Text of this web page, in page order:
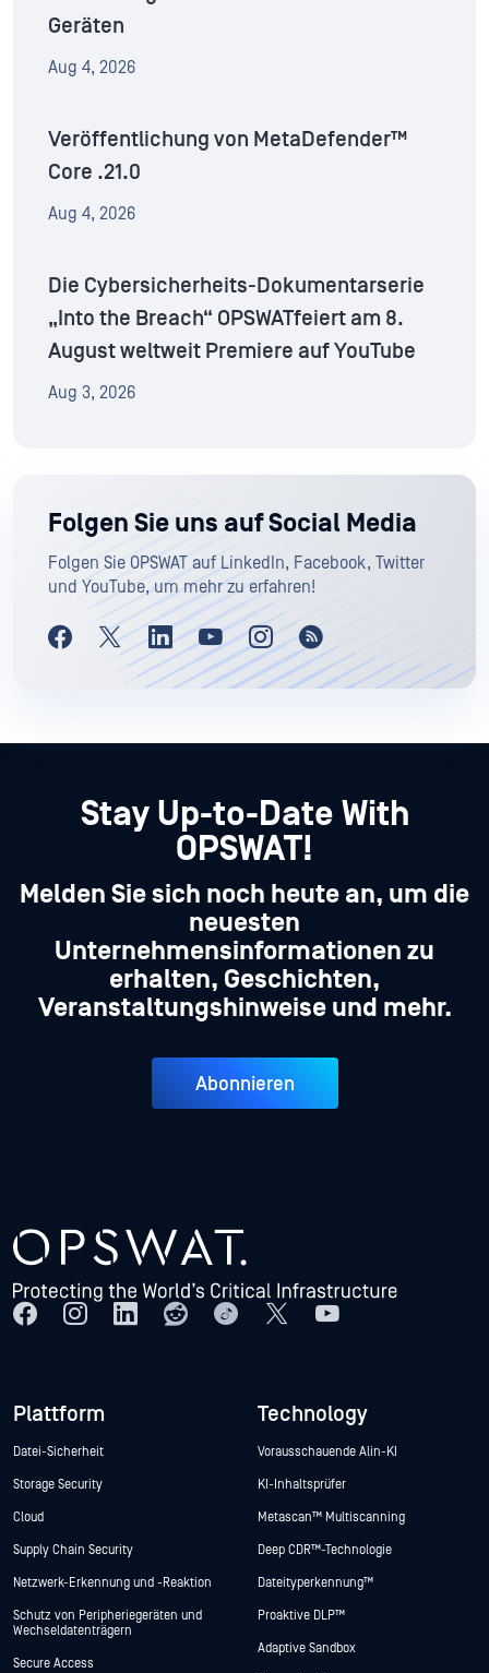
Geräten
Aug 4, 2026
Veröffentlichung von MetaDefender™
Core .21.0
Aug 4, 2026
Die Cybersicherheits-Dokumentarserie
„Into the Breach“ OPSWATfeiert am 8.
August weltweit Premiere auf YouTube
Aug 3, 2026
Folgen Sie uns auf Social Media
Folgen Sie OPSWAT auf LinkedIn, Facebook, Twitter
und YouTube, um mehr zu erfahren!
Stay Up-to-Date With
OPSWAT!
Melden Sie sich noch heute an, um die
neuesten
Unternehmensinformationen zu
erhalten, Geschichten,
Veranstaltungshinweise und mehr.
Abonnieren
Plattform
Datei-Sicherheit
Storage Security
Cloud
Supply Chain Security
Netzwerk-Erkennung und -Reaktion
Schutz von Peripheriegeräten und
Wechseldatenträgern
Secure Access
Technology
Vorausschauende Alin-KI
KI-Inhaltsprüfer
Metascan™ Multiscanning
Deep CDR™-Technologie
Dateityperkennung™
Proaktive DLP™
Adaptive Sandbox